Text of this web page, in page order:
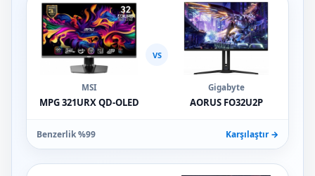
MSI
MPG 321URX QD-OLED
VS
Gigabyte
AORUS FO32U2P
Benzerlik %99 Karşılaştır →